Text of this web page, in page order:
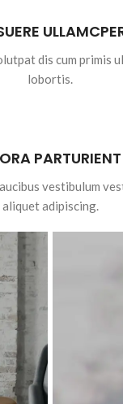
dis cum primis
lobortis.
PARTURIENT
vestibulum
aliquet adipiscing.